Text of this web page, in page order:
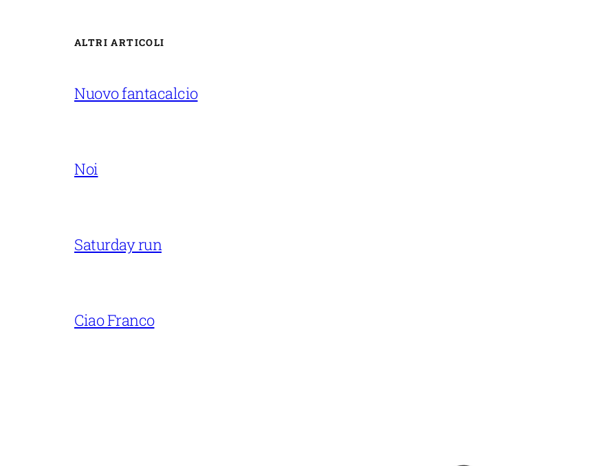
ALTRI ARTICOLI
Nuovo fantacalcio
Noi
Saturday run
Ciao Franco